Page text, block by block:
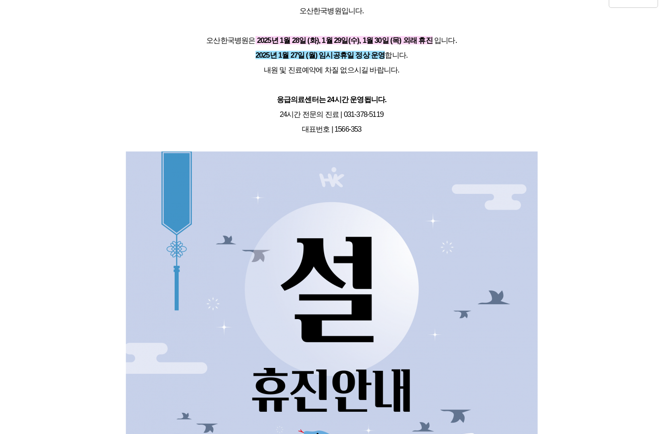
오산한국병원입니다.
오산한국병원은 2025년 1월 28일 (화), 1월 29일(수), 1월 30일 (목) 외래 휴진 입니다.
2025년 1월 27일 (월) 임시공휴일 정상 운영합니다.
내원 및 진료예약에 차질 없으시길 바랍니다.
응급의료센터는 24시간 운영됩니다.
24시간 전문의 진료 | 031-378-5119
대표번호 | 1566-353